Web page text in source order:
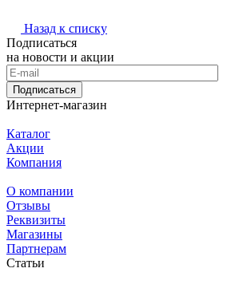
Назад к списку
Подписаться
на новости и акции
Подписаться
Интернет-магазин
Каталог
Акции
Компания
О компании
Отзывы
Реквизиты
Магазины
Партнерам
Статьи